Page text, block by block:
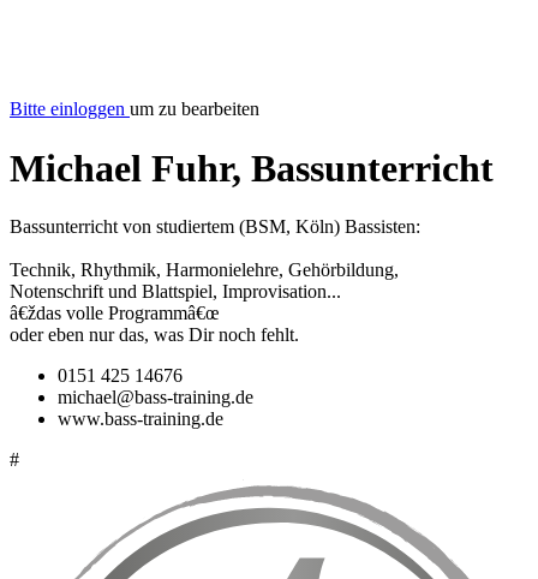
Bitte einloggen um zu bearbeiten
Michael Fuhr, Bassunterricht
Bassunterricht von studiertem (BSM, Köln) Bassisten:
Technik, Rhythmik, Harmonielehre, Gehörbildung,
Notenschrift und Blattspiel, Improvisation...
â€ždas volle Programmâ€œ
oder eben nur das, was Dir noch fehlt.
0151 425 14676
michael@bass-training.de
www.bass-training.de
#